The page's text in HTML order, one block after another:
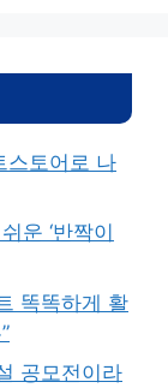
스토어로 나
운 ‘반짝이
똑똑하게 활
공모전이라